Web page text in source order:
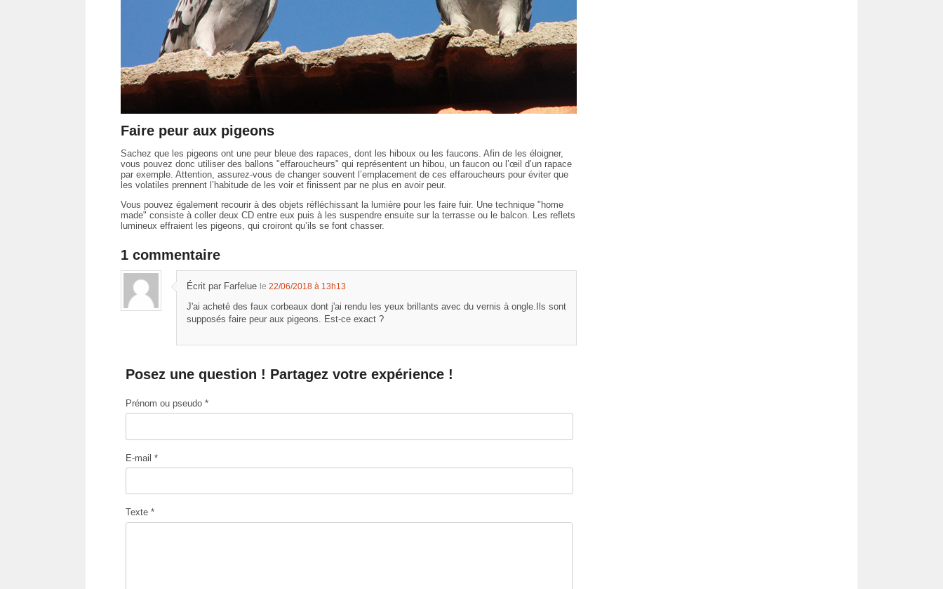
Faire peur aux pigeons
Sachez que les pigeons ont une peur bleue des rapaces, dont les hiboux ou les faucons. Afin de les éloigner,
vous pouvez donc utiliser des ballons "effaroucheurs" qui représentent un hibou, un faucon ou l’œil d’un rapace
par exemple. Attention, assurez-vous de changer souvent l’emplacement de ces effaroucheurs pour éviter que
les volatiles prennent l’habitude de les voir et finissent par ne plus en avoir peur.
Vous pouvez également recourir à des objets réfléchissant la lumière pour les faire fuir. Une technique "home
made" consiste à coller deux CD entre eux puis à les suspendre ensuite sur la terrasse ou le balcon. Les reflets
lumineux effraient les pigeons, qui croiront qu’ils se font chasser.
1 commentaire
Écrit par Farfelue le 22/06/2018 à 13h13
J'ai acheté des faux corbeaux dont j'ai rendu les yeux brillants avec du vernis à ongle.Ils sont
supposés faire peur aux pigeons. Est-ce exact ?
Posez une question ! Partagez votre expérience !
Prénom ou pseudo *
E-mail *
Texte *